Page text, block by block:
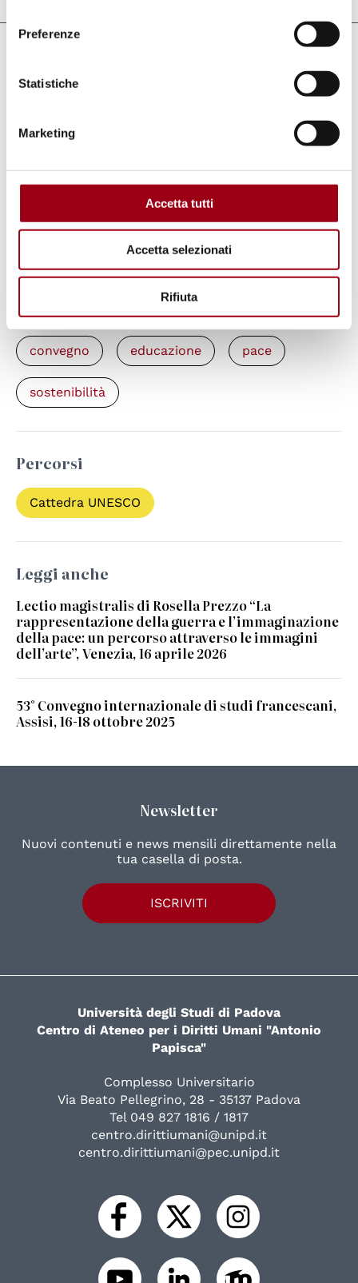
Preferenze
Statistiche
Marketing
Accetta tutti
Accetta selezionati
Rifiuta
Programma Convegno ReCUI 2025
(pdf,
Collegamenti
“Imparare per una pace sostenibile”,
Parole chiave
convegno educazione pace
sostenibilità
Percorsi
Cattedra UNESCO
Leggi anche
Lectio magistralis di Rosella Prezzo “La
rappresentazione della guerra e l’immaginazione
della pace: un percorso attraverso le immagini
dell’arte”, Venezia, 16 aprile 2026
53° Convegno internazionale di studi francescani,
Assisi, 16-18 ottobre 2025
Newsletter
Nuovi contenuti e news mensili direttamente nella
tua casella di posta.
ISCRIVITI
Università degli Studi di Padova
Centro di Ateneo per i Diritti Umani "Antonio
Papisca"
Complesso Universitario
Via Beato Pellegrino, 28 - 35137 Padova
Tel 049 827 1816 / 1817
centro.dirittiumani@unipd.it
centro.dirittiumani@pec.unipd.it